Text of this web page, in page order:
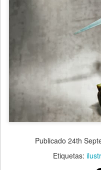
Publicado 24th
Etiquetas: